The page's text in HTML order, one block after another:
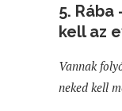
5.
kell az
Vannak
neked kell